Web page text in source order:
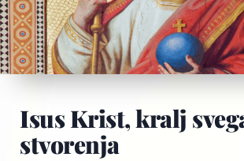
Isus Krist, kralj
stvorenja